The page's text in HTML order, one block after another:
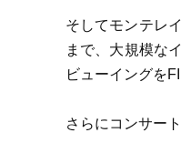
そしてモンテレ
まで、大規模な
ビューイングを
さらにコンサー